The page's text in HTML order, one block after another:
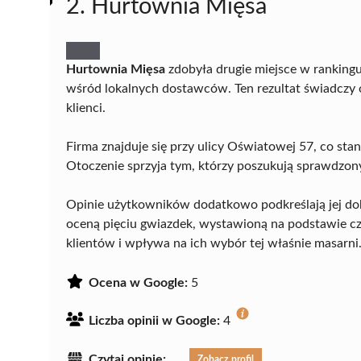
2. Hurtownia Mięsa
Hurtownia Mięsa zdobyła drugie miejsce w
wśród lokalnych dostawców. Ten rezultat świadczy
klienci.
Firma znajduje się przy ulicy Oświatowej 57, co
Otoczenie sprzyja tym, którzy poszukują
Opinie użytkowników dodatkowo podkreślają jej
oceną pięciu gwiazdek, wystawioną na podstawie
klientów i wpływa na ich wybór tej właśnie masarni.
Ocena w Google: 5
Liczba opinii w Google: 4